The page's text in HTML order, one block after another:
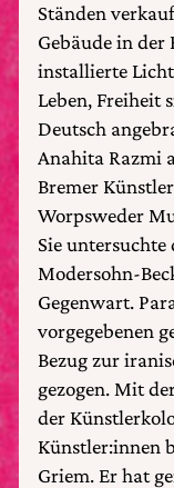
Ständen
Gebäude in
installierte
Leben, Freiheit
Deutsch
Anahita Razmi
Bremer
Worpsweder
Sie
Modersohn-
Gegenwart.
vorgegebenen
Bezug zur
gezogen. Mit
der
Künstler:innen
Griem. Er hat